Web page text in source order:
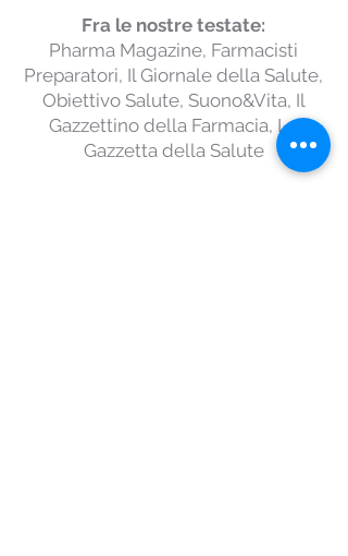
Fra le nostre testate:
Pharma Magazine, Farmacisti
Preparatori, Il Giornale della Salute,
Obiettivo Salute, Suono&Vita, Il
Gazzettino della Farmacia, La
Gazzetta della Salute